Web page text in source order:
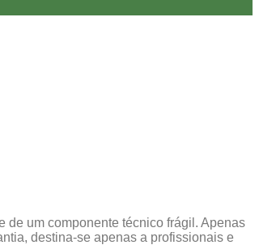
de um componente técnico frágil. Apenas
destina-se apenas a profissionais e